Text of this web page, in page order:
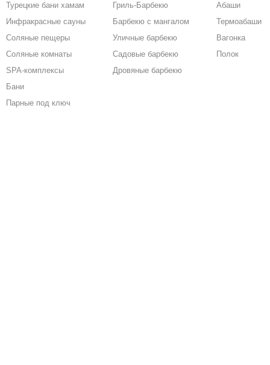
Турецкие бани хамам
Инфракрасные сауны
Соляные пещеры
Соляные комнаты
SPA-комплексы
Бани
Парные под ключ
Гриль-Барбекю
Барбекю с мангалом
Уличные барбекю
Садовые барбекю
Дровяные барбекю
Абаши
Термоабаши
Вагонка
Полок